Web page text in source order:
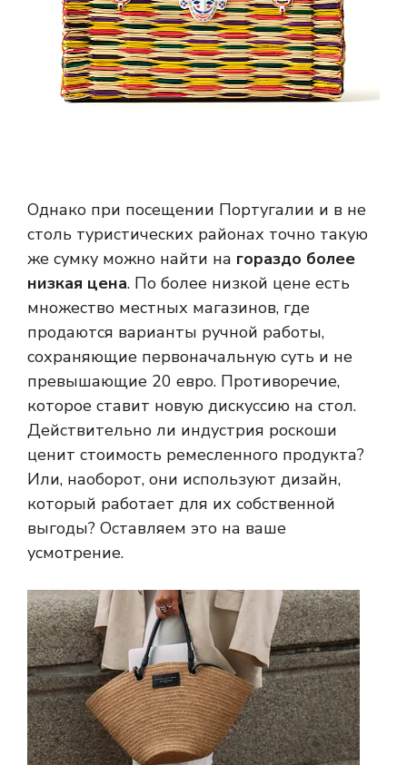
Однако при посещении Португалии и в не
столь туристических районах точно такую ​​
же сумку можно найти на гораздо более
низкая цена. По более низкой цене есть
множество местных магазинов, где
продаются варианты ручной работы,
сохраняющие первоначальную суть и не
превышающие 20 евро. Противоречие,
которое ставит новую дискуссию на стол.
Действительно ли индустрия роскоши
ценит стоимость ремесленного продукта?
Или, наоборот, они используют дизайн,
который работает для их собственной
выгоды? Оставляем это на ваше
усмотрение.